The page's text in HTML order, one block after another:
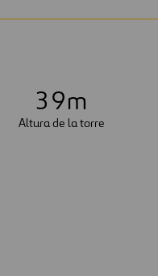
39m
Altura de la torre